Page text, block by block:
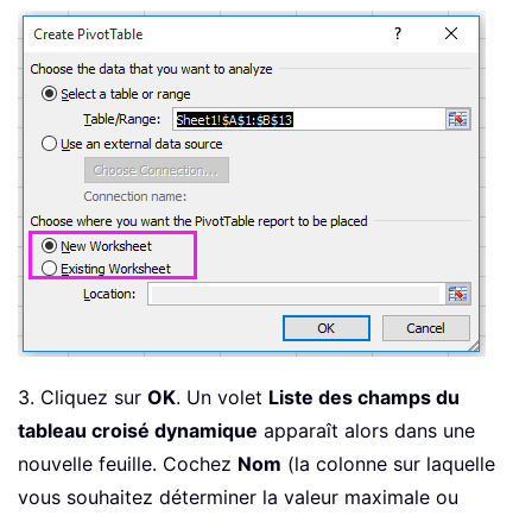
3. Cliquez sur OK. Un volet Liste des champs du
tableau croisé dynamique apparaît alors dans une
nouvelle feuille. Cochez Nom (la colonne sur laquelle
vous souhaitez déterminer la valeur maximale ou